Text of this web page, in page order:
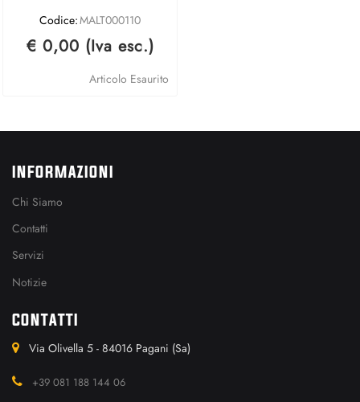
Codice:MALT000110
€ 0,00 (Iva esc.)
Articolo Esaurito
INFORMAZIONI
Chi Siamo
Contatti
Servizi
Notizie
CONTATTI
Via Olivella 5 - 84016 Pagani (Sa)
+39 081 188 144 06